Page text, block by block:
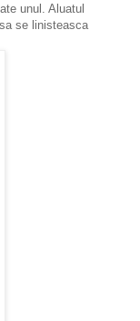
unul. Aluatul
se linisteasca